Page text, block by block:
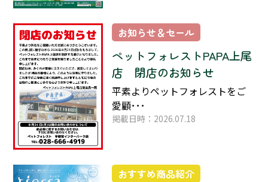
お知らせ＆セール
ペットフォレストPAPA上尾
店 閉店のお知らせ
平素よりペットフォレストをご
愛顧･･･
掲載日時：2026.07.18
おすすめ商品紹介